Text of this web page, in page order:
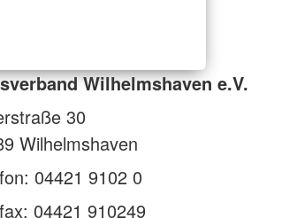
Wilhelmshaven e.V.
30
Wilhelmshaven
04421 9102 0
04421 910249